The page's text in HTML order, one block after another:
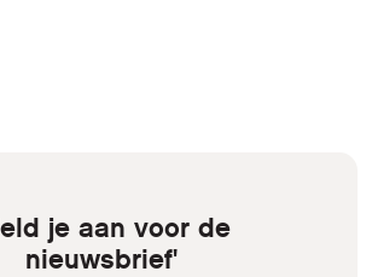
je aan voor de
nieuwsbrief'